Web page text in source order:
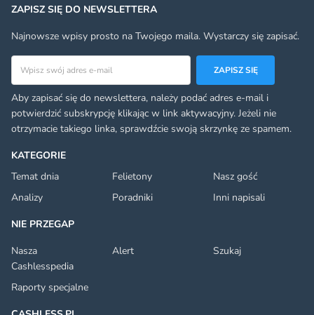
KATEGORIE
Temat dnia
Felietony
Nasz gość
Analizy
Poradniki
Inni napisali
NIE PRZEGAP
Nasza
Cashlesspedia
Alert Szukaj
Raporty specjalne
ZAPISZ SIĘ DO NEWSLETTERA
Najnowsze wpisy prosto na Twojego maila. Wystarczy się zapisać.
Adres email
ZAPISZ SIĘ
Aby zapisać się do newslettera, należy podać adres e-mail i
potwierdzić subskrypcję klikając w link aktywacyjny. Jeżeli nie
otrzymacie takiego linka, sprawdźcie swoją skrzynkę ze spamem.